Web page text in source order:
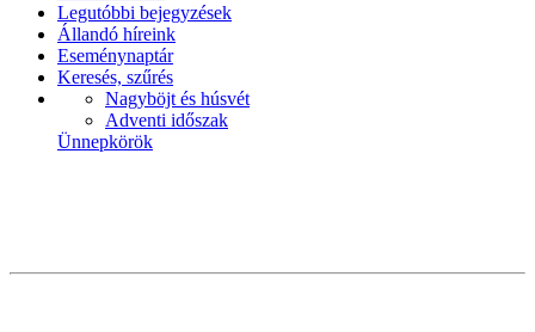
Legutóbbi bejegyzések
Állandó híreink
Eseménynaptár
Keresés, szűrés
Nagyböjt és húsvét
Adventi időszak
Ünnepkörök